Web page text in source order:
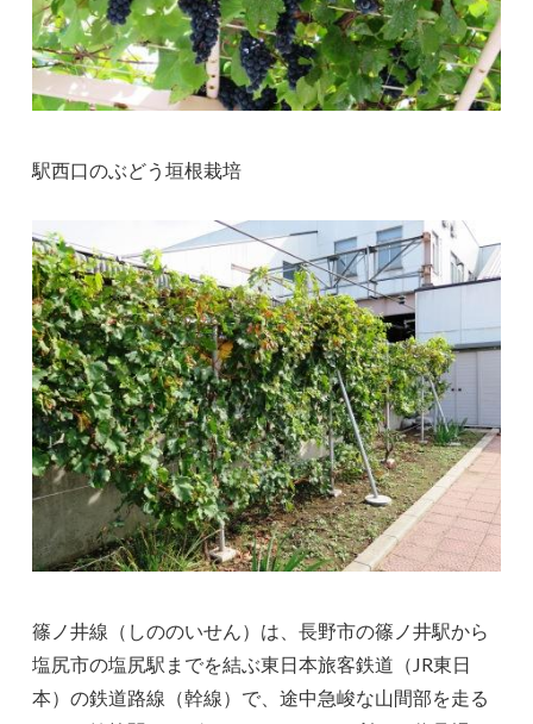
駅西口のぶどう垣根栽培
篠ノ井線（しののいせん）は、長野市の篠ノ井駅から
塩尻市の塩尻駅までを結ぶ東日本旅客鉄道（JR東日
本）の鉄道路線（幹線）で、途中急峻な山間部を走る